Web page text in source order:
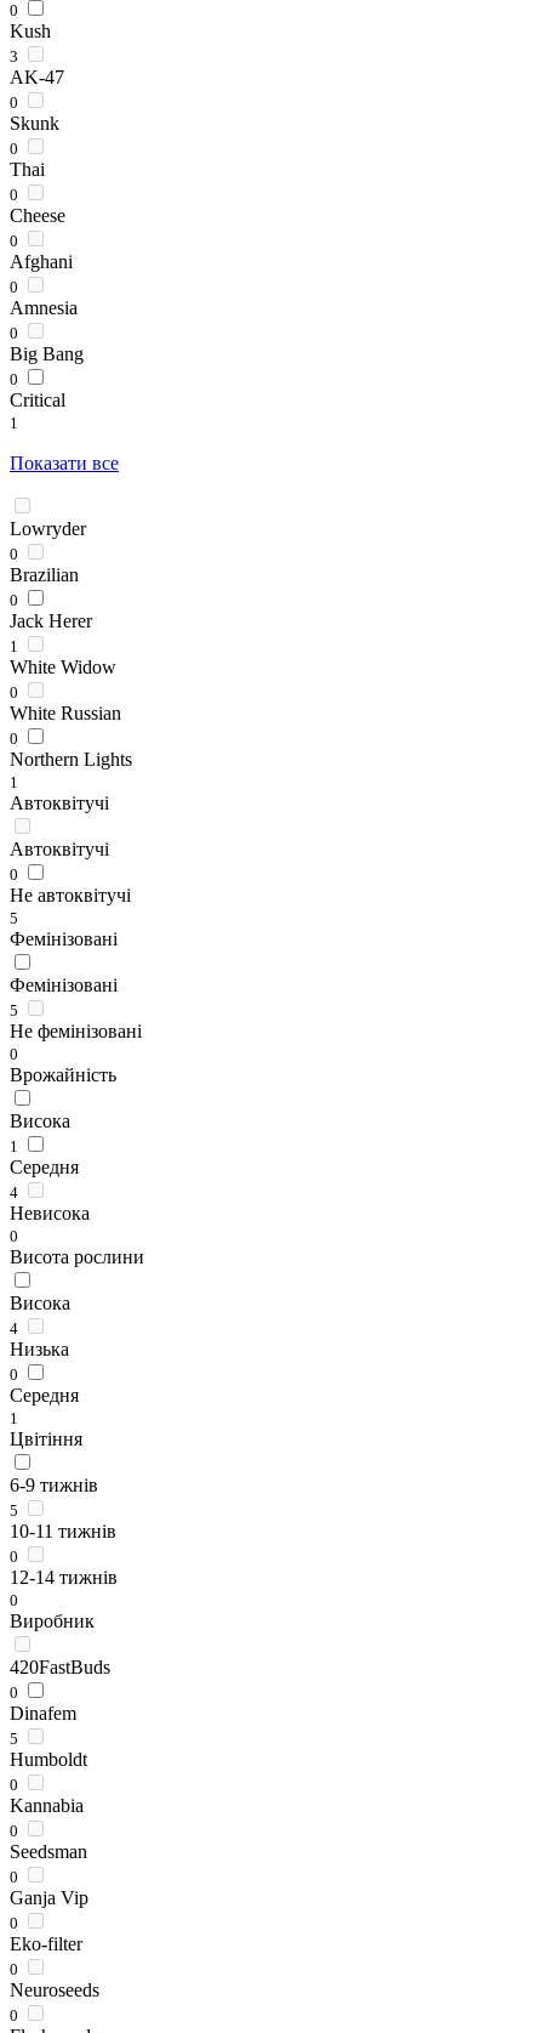
0
Kush
3
AK-47
0
Skunk
0
Thai
0
Cheese
0
Afghani
0
Amnesia
0
Big Bang
0
Critical
1
Показати все
Lowryder
0
Brazilian
0
Jack Herer
1
White Widow
0
White Russian
0
Northern Lights
1
Автоквітучі
Автоквітучі
0
Не автоквітучі
5
Фемінізовані
Фемінізовані
5
Не фемінізовані
0
Врожайність
Висока
1
Середня
4
Невисока
0
Висота рослини
Висока
4
Низька
0
Середня
1
Цвітіння
6-9 тижнів
5
10-11 тижнів
0
12-14 тижнів
0
Виробник
420FastBuds
0
Dinafem
5
Humboldt
0
Kannabia
0
Seedsman
0
Ganja Vip
0
Eko-filter
0
Neuroseeds
0